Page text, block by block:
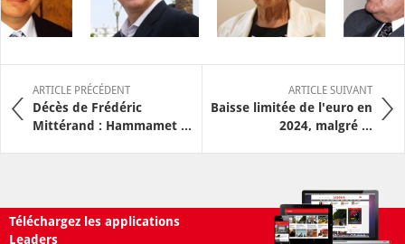
ARTICLE PRÉCÉDENT
Décès de Frédéric
Mittérand : Hammamet ...
ARTICLE SUIVANT
Baisse limitée de l'euro en
2024, malgré ...
Téléchargez les applications
Leaders